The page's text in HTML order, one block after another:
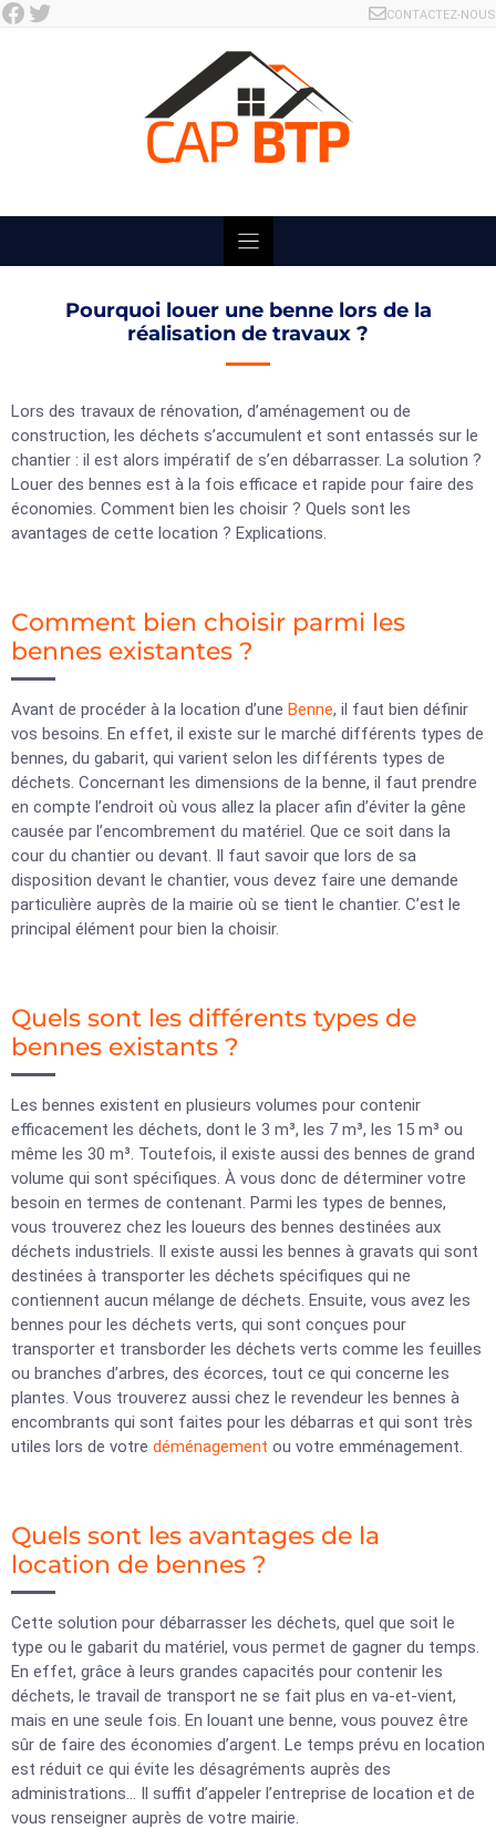
Skip
Facebook Twitter CONTACTEZ-NOUS
Pourquoi louer une benne lors de la
réalisation de travaux ?
Lors des travaux de rénovation, d’aménagement ou de
construction, les déchets s’accumulent et sont entassés sur le
chantier : il est alors impératif de s’en débarrasser. La solution ?
Louer des bennes est à la fois efficace et rapide pour faire des
économies. Comment bien les choisir ? Quels sont les
avantages de cette location ? Explications.
Comment bien choisir parmi les
bennes existantes ?
Avant de procéder à la location d’une Benne, il faut bien définir
vos besoins. En effet, il existe sur le marché différents types de
bennes, du gabarit, qui varient selon les différents types de
déchets. Concernant les dimensions de la benne, il faut prendre
en compte l’endroit où vous allez la placer afin d’éviter la gêne
causée par l’encombrement du matériel. Que ce soit dans la
cour du chantier ou devant. Il faut savoir que lors de sa
disposition devant le chantier, vous devez faire une demande
particulière auprès de la mairie où se tient le chantier. C’est le
principal élément pour bien la choisir.
Quels sont les différents types de
bennes existants ?
Les bennes existent en plusieurs volumes pour contenir
efficacement les déchets, dont le 3 m³, les 7 m³, les 15 m³ ou
même les 30 m³. Toutefois, il existe aussi des bennes de grand
volume qui sont spécifiques. À vous donc de déterminer votre
besoin en termes de contenant. Parmi les types de bennes,
vous trouverez chez les loueurs des bennes destinées aux
déchets industriels. Il existe aussi les bennes à gravats qui sont
destinées à transporter les déchets spécifiques qui ne
contiennent aucun mélange de déchets. Ensuite, vous avez les
bennes pour les déchets verts, qui sont conçues pour
transporter et transborder les déchets verts comme les feuilles
ou branches d’arbres, des écorces, tout ce qui concerne les
plantes. Vous trouverez aussi chez le revendeur les bennes à
encombrants qui sont faites pour les débarras et qui sont très
utiles lors de votre déménagement ou votre emménagement.
Quels sont les avantages de la
location de bennes ?
Cette solution pour débarrasser les déchets, quel que soit le
type ou le gabarit du matériel, vous permet de gagner du temps.
En effet, grâce à leurs grandes capacités pour contenir les
déchets, le travail de transport ne se fait plus en va-et-vient,
mais en une seule fois. En louant une benne, vous pouvez être
sûr de faire des économies d’argent. Le temps prévu en location
est réduit ce qui évite les désagréments auprès des
administrations… Il suffit d’appeler l’entreprise de location et de
vous renseigner auprès de votre mairie.